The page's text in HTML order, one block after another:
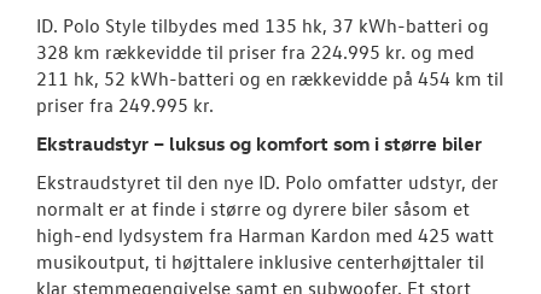
ID. Polo Style tilbydes med 135 hk, 37 kWh-batteri og
328 km rækkevidde til priser fra 224.995 kr. og med
211 hk, 52 kWh-batteri og en rækkevidde på 454 km til
priser fra 249.995 kr.
Ekstraudstyr – luksus og komfort som i større biler
Ekstraudstyret til den nye ID. Polo omfatter udstyr, der
normalt er at finde i større og dyrere biler såsom et
high-end lydsystem fra Harman Kardon med 425 watt
musikoutput, ti højttalere inklusive centerhøjttaler til
klar stemmegengivelse samt en subwoofer. Et stort